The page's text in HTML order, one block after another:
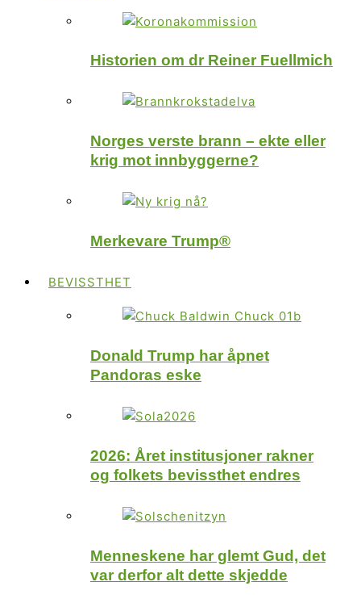
Historien om dr Reiner Fuellmich
Norges verste brann – ekte eller
krig mot innbyggerne?
Merkevare Trump®
BEVISSTHET
Donald Trump har åpnet
Pandoras eske
2026: Året institusjoner rakner
og folkets bevissthet endres
Menneskene har glemt Gud, det
var derfor alt dette skjedde